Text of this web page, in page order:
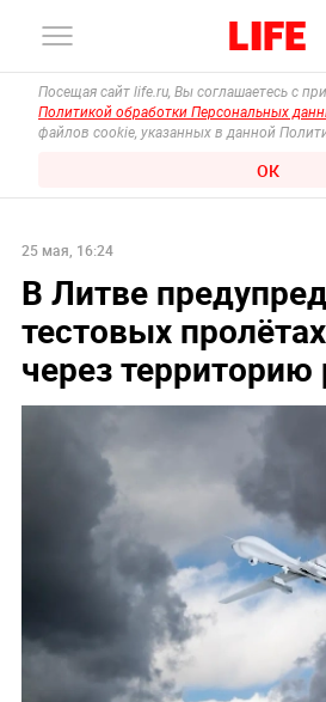
Посещая сайт life.ru, Вы соглашаетесь с
Политикой обработки Персональных
файлов cookie, указанных в данной
ОК
25 мая, 16:24
В Литве
тестовых
через территорию